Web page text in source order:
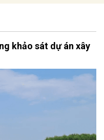
khảo sát dự án xây